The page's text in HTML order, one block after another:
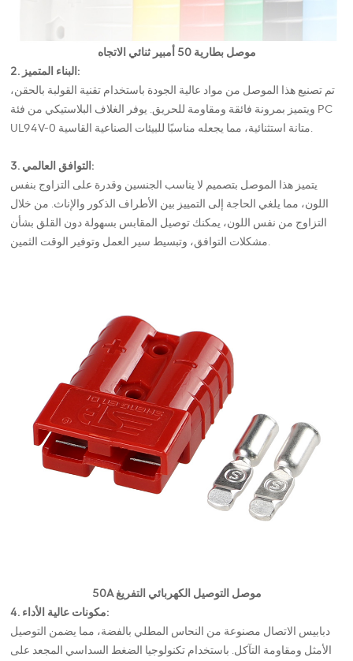
موصل بطارية 50 أمبير ثنائي الاتجاه
2. البناء المتميز:
تم تصنيع هذا الموصل من مواد عالية الجودة باستخدام تقنية القولبة بالحقن،
ويتميز بمرونة فائقة ومقاومة للحريق. يوفر الغلاف البلاستيكي من فئة PC
UL94V-0 متانة استثنائية، مما يجعله مناسبًا للبيئات الصناعية القاسية.
3. التوافق العالمي:
يتميز هذا الموصل بتصميم لا يناسب الجنسين وقدرة على التزاوج بنفس
اللون، مما يلغي الحاجة إلى التمييز بين الأطراف الذكور والإناث. من خلال
التزاوج من نفس اللون، يمكنك توصيل المقابس بسهولة دون القلق بشأن
مشكلات التوافق، وتبسيط سير العمل وتوفير الوقت الثمين.
50A موصل التوصيل الكهربائي التفريغ
4. مكونات عالية الأداء:
دبابيس الاتصال مصنوعة من النحاس المطلي بالفضة، مما يضمن التوصيل
الأمثل ومقاومة التآكل. باستخدام تكنولوجيا الضغط السداسي المجعد على